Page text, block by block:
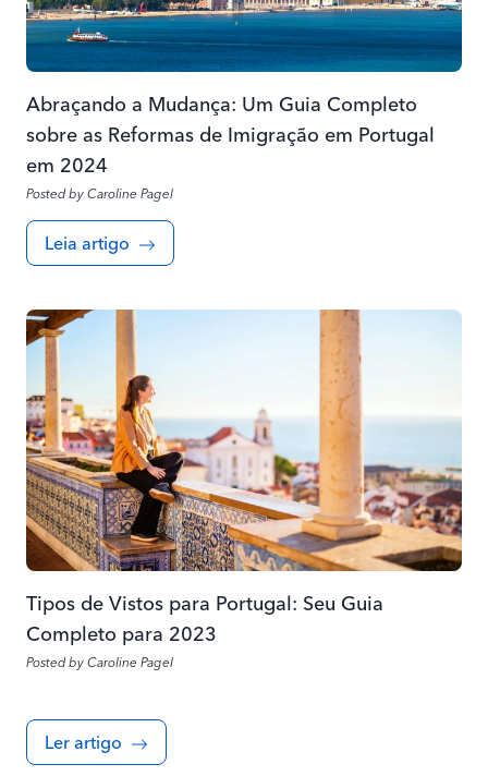
Abraçando a Mudança: Um Guia Completo
sobre as Reformas de Imigração em Portugal
em 2024
Posted by Caroline Pagel
Leia artigo
Tipos de Vistos para Portugal: Seu Guia
Completo para 2023
Posted by Caroline Pagel
Ler artigo